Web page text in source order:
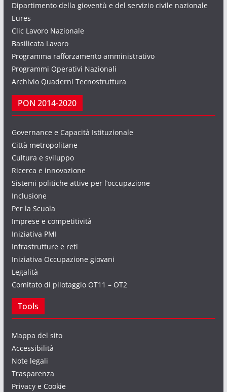
Dipartimento della gioventù e del servizio civile nazionale
Eures
Clic Lavoro Nazionale
Basilicata Lavoro
Programma rafforzamento amministrativo
Programmi Operativi Nazionali
Archivio Quaderni Tecnostruttura
PON 2014-2020
Governance e Capacità Istituzionale
Città metropolitane
Cultura e sviluppo
Ricerca e innovazione
Sistemi politiche attive per l’occupazione
Inclusione
Per la Scuola
Imprese e competitività
Iniziativa PMI
Infrastrutture e reti
Iniziativa Occupazione giovani
Legalità
Comitato di pilotaggio OT11 – OT2
Tools
Mappa del sito
Accessibilità
Note legali
Trasparenza
Privacy e Cookie